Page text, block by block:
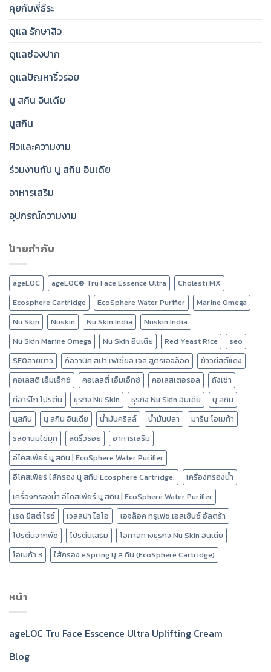
คุยกับพี่ธีระ
ดูแล รักษาสิว
ดูแลช่องปาก
ดูแลปัญหาริ้วรอย
นู สกิน อินเดีย
นูสกิน
ผิวและความงาม
ร่วมงานกับ นู สกิน อินเดีย
อาหารเสริม
อุปกรณ์ความงาม
ป้ายกำกับ
ageLOC ageLOC® Tru Face Essence Ultra
Cholesti MX
Ecosphere Cartridge
EcoSphere Water Purifier
Marine Omega
Nu Skin
Nuskin Nu Skin India
Nuskin India
Nu Skin Marine Omega
Nu Skin อินเดีย Red Yeast Rice
seo
SEOสายขาว
กัลวานิค สปา เฟเชี่ยล เจล สูตรเอจล็อค
ข้าวยีสต์แดง
คอเลสติ เอ็มเอ็กซ์
คอเลสตี้ เอ็มเอ็กซ์ คอเลสเตอรอล
ถังเช่า
ทีอาร์โก โปรตีน
ธุรกิจ Nu Skin ธุรกิจ Nu Skin อินเดีย
นู สกิน
นูสกิน
นู สกิน อินเดีย น้ำมันคริลล์ น้ำมันปลา
มารีน โอเมก้า
รสชานมไข่มุก
ลดริ้วรอย
อาหารเสริม
อีโคสเฟียร์ นู สกิน | EcoSphere Water Purifier
อีโคสเฟียร์ ไส้กรอง นู สกิน Ecosphere Cartridge:
เครื่องกรองน้ำ
เครื่องกรองน้ำ อีโคสเฟียร์ นู สกิน | EcoSphere Water Purifier
เรด ยีสต์ ไรซ์
เวลสปา ไอโอ
เอจล็อค ทรูเฟซ เอสเซ็นซ์ อัลตร้า
โปรตีนจากพืช
โปรตีนเสริม
โอกาสทางธุรกิจ Nu Skin อินเดีย
โอเมก้า 3
ไส้กรอง eSpring นู ส กิน (EcoSphere Cartridge)
หน้า
ageLOC Tru Face Esscence Ultra Uplifting Cream
Blog